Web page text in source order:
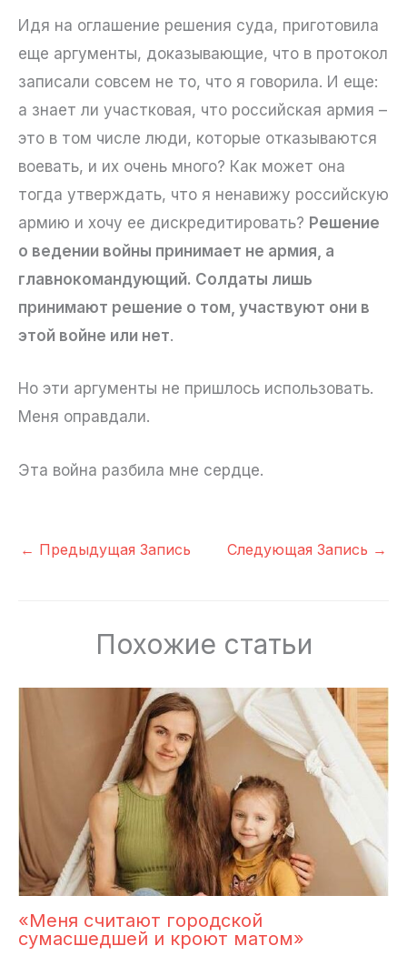
Идя на оглашение решения суда, приготовила
еще аргументы, доказывающие, что в протокол
записали совсем не то, что я говорила. И еще:
а знает ли участковая, что российская армия –
это в том числе люди, которые отказываются
воевать, и их очень много? Как может она
тогда утверждать, что я ненавижу российскую
армию и хочу ее дискредитировать? Решение
о ведении войны принимает не армия, а
главнокомандующий. Солдаты лишь
принимают решение о том, участвуют они в
этой войне или нет.
Но эти аргументы не пришлось использовать.
Меня оправдали.
Эта война разбила мне сердце.
← Предыдущая Запись Следующая Запись →
Похожие статьи
«Меня считают городской
сумасшедшей и кроют матом»